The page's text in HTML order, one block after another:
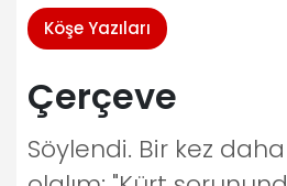
Köşe Yazıları
Çerçeve
Söylendi. Bir kez daha